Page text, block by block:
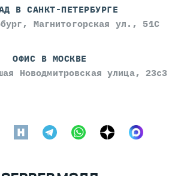
В САНКТ-ПЕТЕРБУРГЕ
Магнитогорская ул., 51С
ОФИС В МОСКВЕ
Новодмитровская улица, 23с3